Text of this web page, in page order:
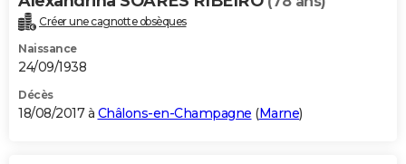
Créer une cagnotte obsèques
Naissance
24/09/1938
Décès
18/08/2017 à Châlons-en-Champagne (Marne)